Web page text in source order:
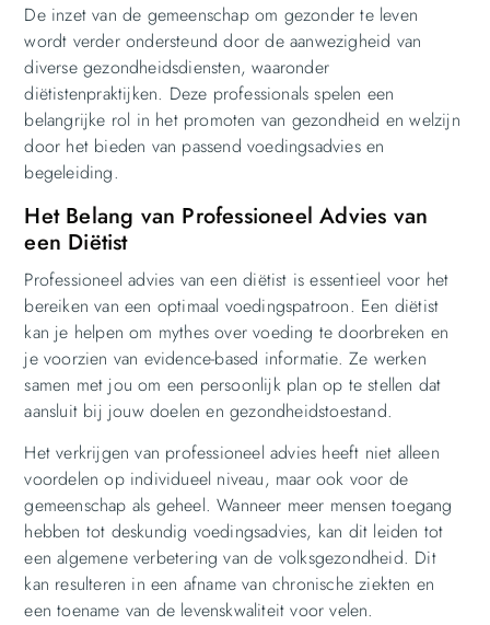
De inzet van de gemeenschap om gezonder te leven
wordt verder ondersteund door de aanwezigheid van
diverse gezondheidsdiensten, waaronder
diëtistenpraktijken. Deze professionals spelen een
belangrijke rol in het promoten van gezondheid en welzijn
door het bieden van passend voedingsadvies en
begeleiding.
Het Belang van Professioneel Advies van
een Diëtist
Professioneel advies van een diëtist is essentieel voor het
bereiken van een optimaal voedingspatroon. Een diëtist
kan je helpen om mythes over voeding te doorbreken en
je voorzien van evidence-based informatie. Ze werken
samen met jou om een persoonlijk plan op te stellen dat
aansluit bij jouw doelen en gezondheidstoestand.
Het verkrijgen van professioneel advies heeft niet alleen
voordelen op individueel niveau, maar ook voor de
gemeenschap als geheel. Wanneer meer mensen toegang
hebben tot deskundig voedingsadvies, kan dit leiden tot
een algemene verbetering van de volksgezondheid. Dit
kan resulteren in een afname van chronische ziekten en
een toename van de levenskwaliteit voor velen.